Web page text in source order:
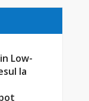
Low-
la